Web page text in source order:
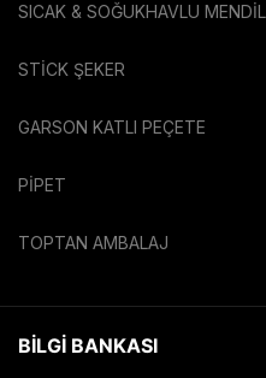
SICAK & SOĞUKHAVLU MENDIL
STICK ŞEKER
GARSON KATLI PEÇETE
PIPET
TOPTAN AMBALAJ
BİLGİ BANKASI